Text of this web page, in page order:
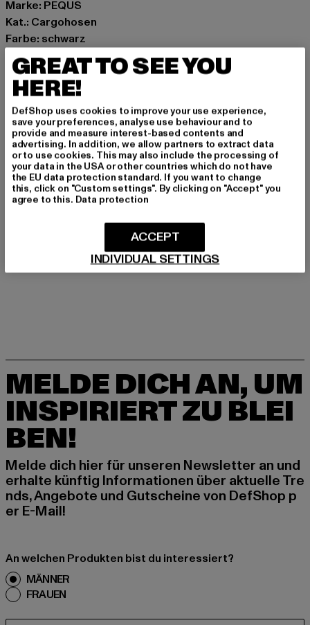
Marke: PEQUS
Kat.: Cargohosen
Farbe: schwarz
Hersteller Farbe: black
Materialzusammensetzung: 100% Polyester
Art.Nr: 60020051-00007
Hersteller: Urban Styles Agency GmbH & Co. KG |
agentur@urbanstylesagency.com
Schanzenstraße 41 | 51063 Köln | DE
GRÖSSE & PASSFORM
LIEFERUNG & RÜCKGABE
MELDE DICH AN, UM
INSPIRIERT ZU BLEI
BEN!
Melde dich hier für unseren Newsletter an und
erhalte künftig Informationen über aktuelle Tre
nds, Angebote und Gutscheine von DefShop p
er E-Mail!
An welchen Produkten bist du interessiert?
MÄNNER
FRAUEN
GREAT TO SEE YOU
HERE!
DefShop uses cookies to improve your use experience,
save your preferences, analyse use behaviour and to
provide and measure interest-based contents and
advertising. In addition, we allow partners to extract data
or to use cookies. This may also include the processing of
your data in the USA or other countries which do not have
the EU data protection standard. If you want to change
this, click on "Custom settings". By clicking on "Accept" you
agree to this. Data protection
INDIVIDUAL SETTINGS
ACCEPT